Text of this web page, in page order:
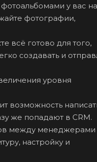
у вас на
фотографии,
всё готово для того,
создавать и
уровня
возможность
же попадают в CRM.
между менеджерами
настройку и